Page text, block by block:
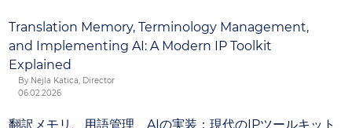
Translation Memory, Terminology Management,
and Implementing AI: A Modern IP Toolkit
Explained
By Nejla Katica, Director
06.02.2026
翻訳メモリ、用語管理、AIの実装：現代のIPツールキット